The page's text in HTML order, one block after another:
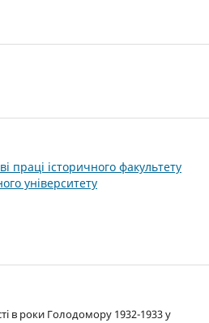
праці історичного факультету
університету
в роки Голодомору 1932-1933 у